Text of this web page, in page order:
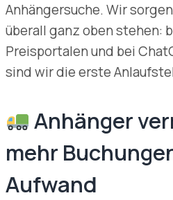
Anhängersuche. Wir
überall ganz oben stehen:
Preisportalen und bei
sind wir die erste
Anhänger
mehr
Aufwand